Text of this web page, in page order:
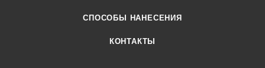
СПОСОБЫ НАНЕСЕНИЯ
КОНТАКТЫ